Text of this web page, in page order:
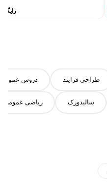
رایگان
طراحی فرایند دروس
سالیدورک ریاضی عمومی